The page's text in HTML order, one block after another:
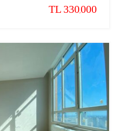
TL 330,000